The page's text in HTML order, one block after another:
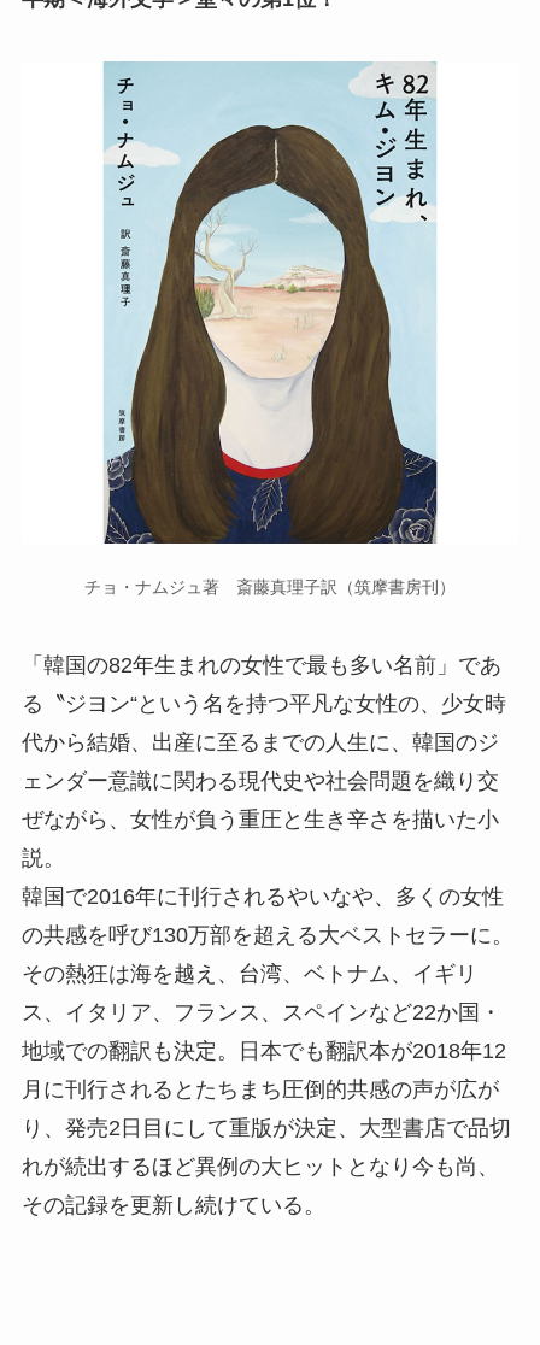
チョ・ナムジュ著 斎藤真理子訳（筑摩書房刊）
「韓国の82年生まれの女性で最も多い名前」であ
る〝ジヨン“という名を持つ平凡な女性の、少女時
代から結婚、出産に至るまでの人生に、韓国のジ
ェンダー意識に関わる現代史や社会問題を織り交
ぜながら、女性が負う重圧と生き辛さを描いた小
説。
韓国で2016年に刊行されるやいなや、多くの女性
の共感を呼び130万部を超える大ベストセラーに。
その熱狂は海を越え、台湾、ベトナム、イギリ
ス、イタリア、フランス、スペインなど22か国・
地域での翻訳も決定。日本でも翻訳本が2018年12
月に刊行されるとたちまち圧倒的共感の声が広が
り、発売2日目にして重版が決定、大型書店で品切
れが続出するほど異例の大ヒットとなり今も尚、
その記録を更新し続けている。